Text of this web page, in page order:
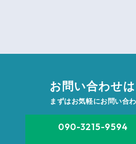
お問い合わせ
まずはお気軽にお問い合
090-3215-9594